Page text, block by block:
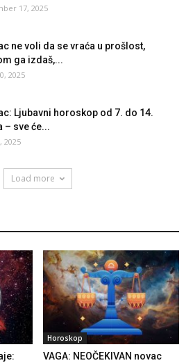
17, 2025
ne voli da se vraća u prošlost,
ga izdaš,...
2025
Ljubavni horoskop od 7. do 14.
– sve će...
2025
Load more
Horoskop
VAGA: NEOČEKIVAN novac